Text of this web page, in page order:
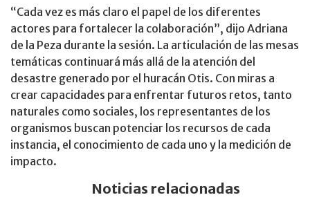
“Cada vez es más claro el papel de los diferentes
actores para fortalecer la colaboración”, dijo Adriana
de la Peza durante la sesión. La articulación de las mesas
temáticas continuará más allá de la atención del
desastre generado por el huracán Otis. Con miras a
crear capacidades para enfrentar futuros retos, tanto
naturales como sociales, los representantes de los
organismos buscan potenciar los recursos de cada
instancia, el conocimiento de cada uno y la medición de
impacto.
Noticias relacionadas